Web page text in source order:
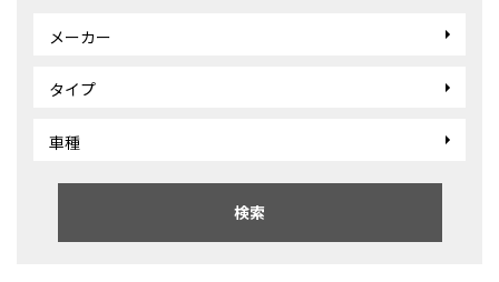
メーカー
タイプ
車種
検索